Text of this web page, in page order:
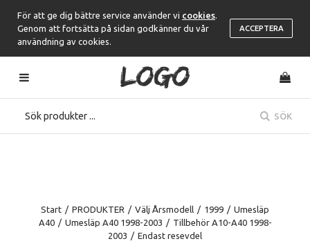
För att ge dig bättre service använder vi cookies
Genom att fortsätta på sidan godkänner du vår
användning av cookies.
ACCEPTERA
SÖK
Start / PRODUKTER / Välj Årsmodell / 1999 / Umesläp
A40 / Umesläp A40 1998-2003 / Tillbehör A10-A40 1998-
2003 / Endast resevdel